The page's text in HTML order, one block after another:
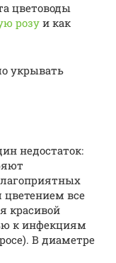
цветоводы
розу и как
укрывать
недостаток:
все
красивой
к инфекциям
В диаметре